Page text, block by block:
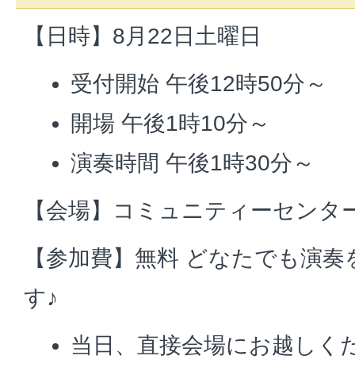
【日時】8月22日土曜日
受付開始 午後12時50分～
開場 午後1時10分～
演奏時間 午後1時30分～
【会場】コミュニティーセンタ
【参加費】無料 どなたでも演
す♪
当日、直接会場にお越しく